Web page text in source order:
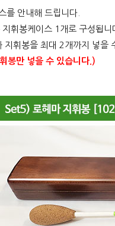
를 안내해 드립니다.
휘봉케이스 1개로 구성됩니
휘봉을 최대 2개까지 넣을
봉만 넣을 수 있습니다.)